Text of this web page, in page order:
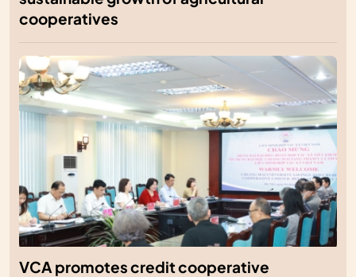
cooperatives
VCA promotes credit cooperative